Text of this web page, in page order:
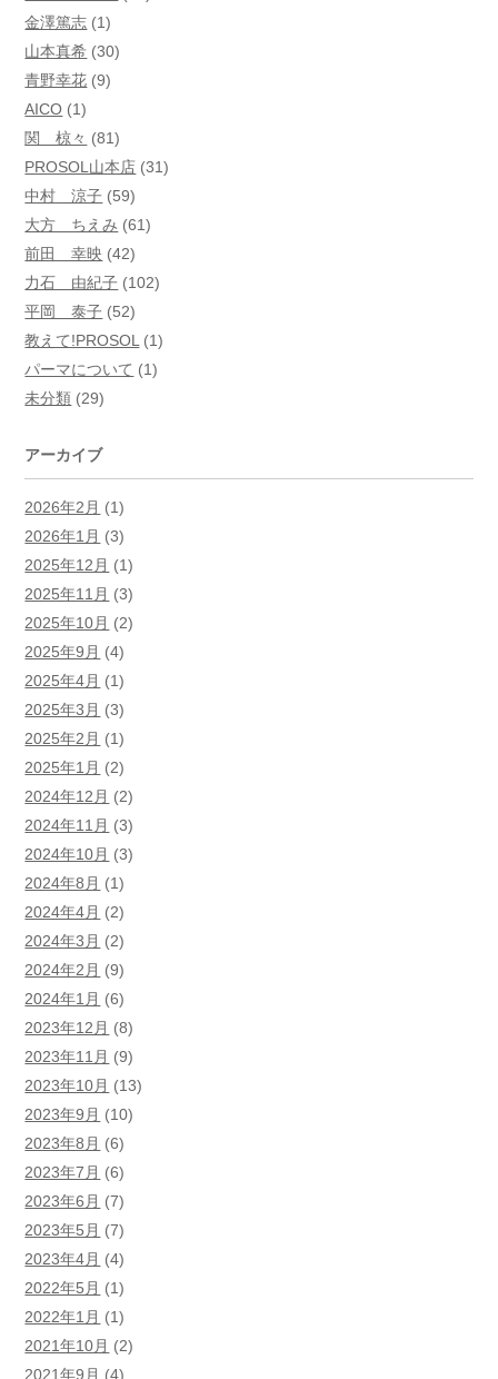
金澤篤志 (1)
山本真希 (30)
青野幸花 (9)
AICO (1)
関 椋々 (81)
PROSOL山本店 (31)
中村 涼子 (59)
大方 ちえみ (61)
前田 幸映 (42)
力石 由紀子 (102)
平岡 泰子 (52)
教えて!PROSOL (1)
パーマについて (1)
未分類 (29)
アーカイブ
2026年2月 (1)
2026年1月 (3)
2025年12月 (1)
2025年11月 (3)
2025年10月 (2)
2025年9月 (4)
2025年4月 (1)
2025年3月 (3)
2025年2月 (1)
2025年1月 (2)
2024年12月 (2)
2024年11月 (3)
2024年10月 (3)
2024年8月 (1)
2024年4月 (2)
2024年3月 (2)
2024年2月 (9)
2024年1月 (6)
2023年12月 (8)
2023年11月 (9)
2023年10月 (13)
2023年9月 (10)
2023年8月 (6)
2023年7月 (6)
2023年6月 (7)
2023年5月 (7)
2023年4月 (4)
2022年5月 (1)
2022年1月 (1)
2021年10月 (2)
2021年9月 (4)